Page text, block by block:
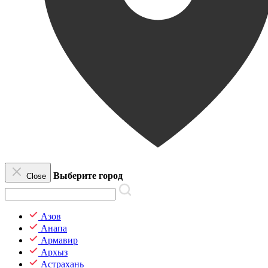
Close Выберите город
Азов
Анапа
Армавир
Архыз
Астрахань